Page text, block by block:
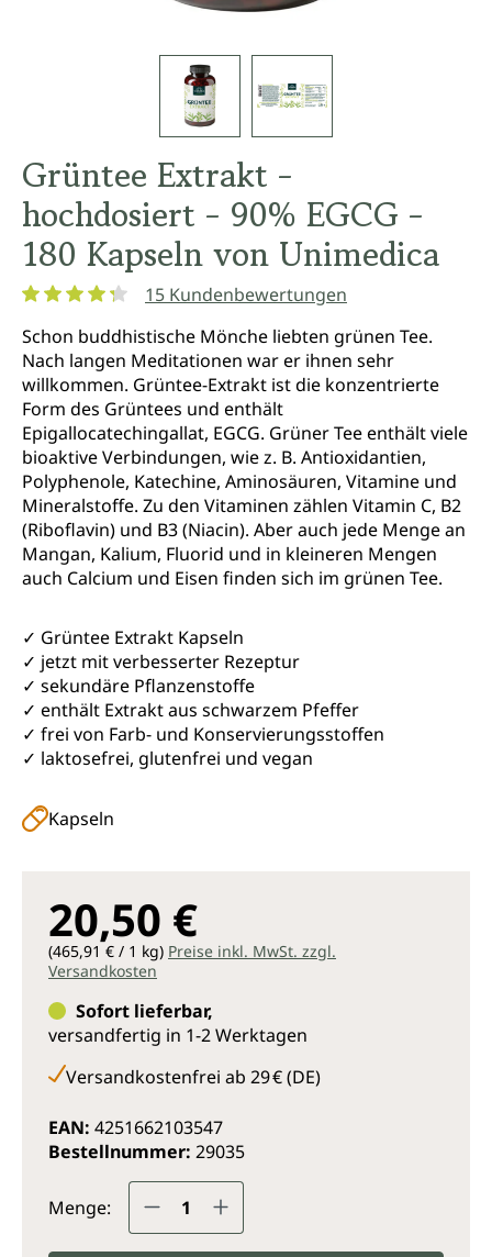
Grüntee Extrakt -
hochdosiert - 90% EGCG -
180 Kapseln von Unimedica
15 Kundenbewertungen
Schon buddhistische Mönche liebten grünen Tee.
Nach langen Meditationen war er ihnen sehr
willkommen. Grüntee-Extrakt ist die konzentrierte
Form des Grüntees und enthält
Epigallocatechingallat, EGCG. Grüner Tee enthält viele
bioaktive Verbindungen, wie z. B. Antioxidantien,
Polyphenole, Katechine, Aminosäuren, Vitamine und
Mineralstoffe. Zu den Vitaminen zählen Vitamin C, B2
(Riboflavin) und B3 (Niacin). Aber auch jede Menge an
Mangan, Kalium, Fluorid und in kleineren Mengen
auch Calcium und Eisen finden sich im grünen Tee.
✓ Grüntee Extrakt Kapseln
✓ jetzt mit verbesserter Rezeptur
✓ sekundäre Pflanzenstoffe
✓ enthält Extrakt aus schwarzem Pfeffer
✓ frei von Farb- und Konservierungsstoffen
✓ laktosefrei, glutenfrei und vegan
Kapseln
20,50 €
(465,91 € / 1 kg) Preise inkl. MwSt. zzgl.
Versandkosten
Sofort lieferbar,
versandfertig in 1-2 Werktagen
Versandkostenfrei ab 29 € (DE)
EAN: 4251662103547
Bestellnummer: 29035
Menge: Produkt Anzahl: Gib den